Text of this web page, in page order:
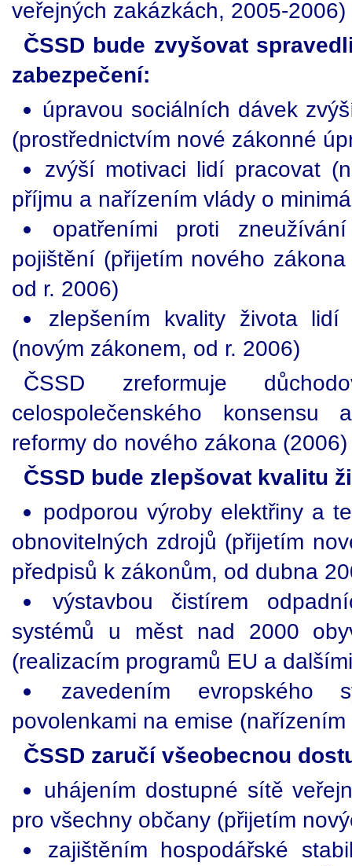
veřejných zakázkách, 2005-2006)
ČSSD bude zvyšovat
zabezpečení:
úpravou sociálních dávek
(prostřednictvím nové zákonné
zvýší motivaci lidí pracovat
příjmu a nařízením vlády o
opatřeními proti
pojištění (přijetím nového
od r. 2006)
zlepšením kvality života
(novým zákonem, od r. 2006)
ČSSD zreformuje
celospolečenského konsensu
reformy do nového zákona (2006)
ČSSD bude zlepšovat kvalitu
podporou výroby elektřiny a
obnovitelných zdrojů (přijetím
předpisů k zákonům, od dubna
výstavbou čistírem
systémů u měst nad 2000
(realizacím programů EU a
zavedením evropského
povolenkami na emise
ČSSD zaručí všeobecnou
uhájením dostupné sítě
pro všechny občany (přijetím
zajištěním hospodářské